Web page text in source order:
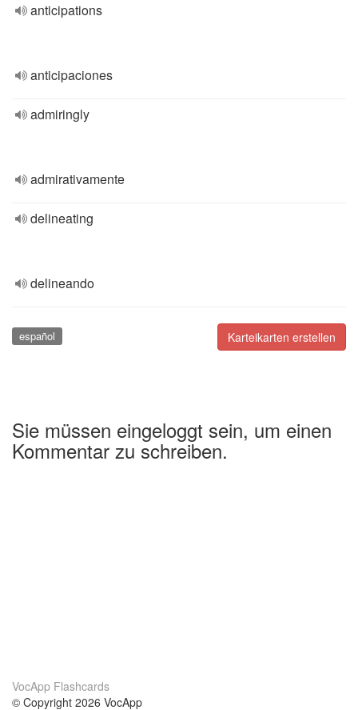
anticipations
anticipaciones
admiringly
admirativamente
delineating
delineando
Karteikarten erstellen
español
Sie müssen eingeloggt sein, um einen
Kommentar zu schreiben.
VocApp Flashcards
© Copyright 2026 VocApp